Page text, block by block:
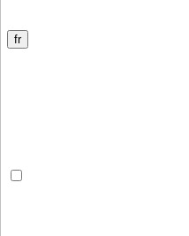
fr